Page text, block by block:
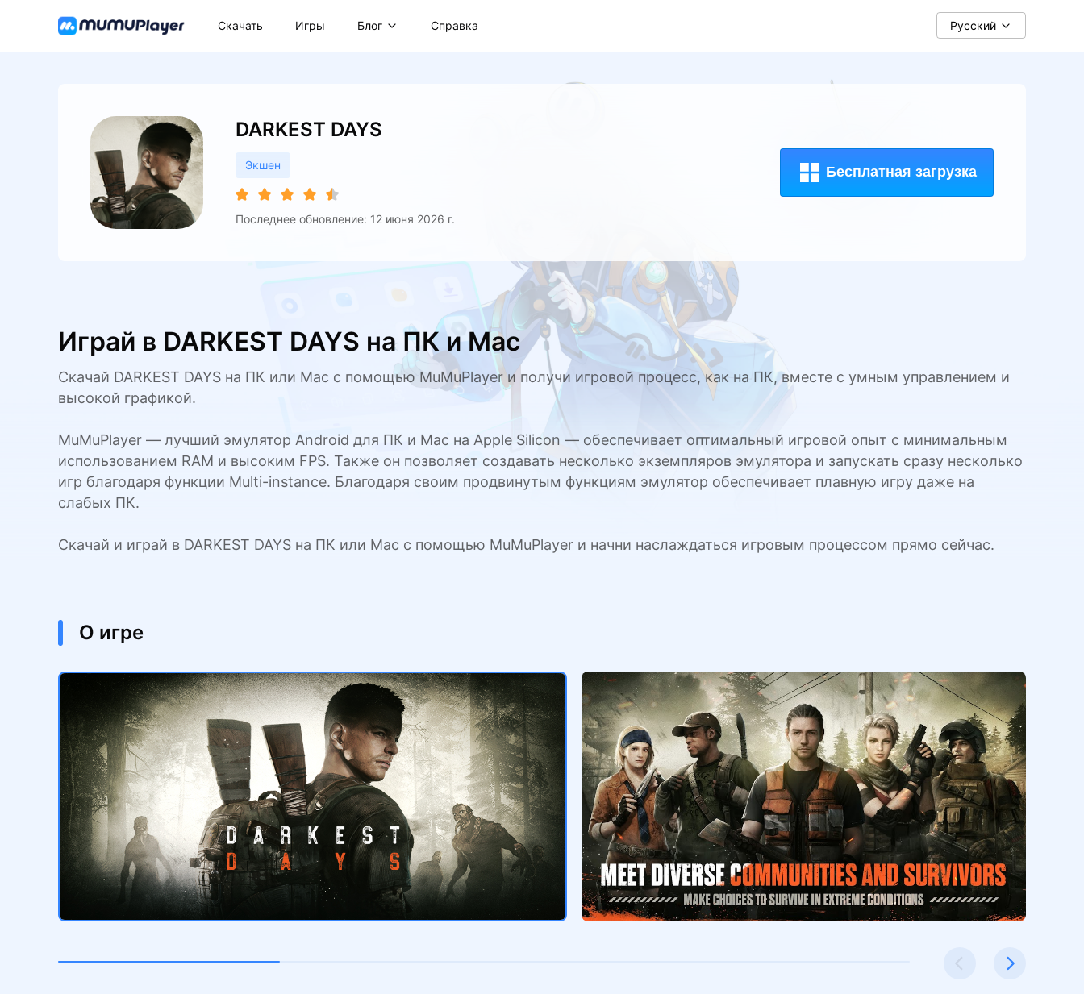
Скачать Игры Блог Справка Pусский
DARKEST DAYS
Экшен
Последнее обновление: 12 июня 2026 г.
Бесплатная загрузка
Играй в DARKEST DAYS на ПК и Mac
Скачай DARKEST DAYS на ПК или Mac с помощью MuMuPlayer и получи игровой процесс, как на ПК, вместе с умным управлением и
высокой графикой.
MuMuPlayer — лучший эмулятор Android для ПК и Mac на Apple Silicon — обеспечивает оптимальный игровой опыт с минимальным
использованием RAM и высоким FPS. Также он позволяет создавать несколько экземпляров эмулятора и запускать сразу несколько
игр благодаря функции Multi-instance. Благодаря своим продвинутым функциям эмулятор обеспечивает плавную игру даже на
слабых ПК.
Скачай и играй в DARKEST DAYS на ПК или Mac с помощью MuMuPlayer и начни наслаждаться игровым процессом прямо сейчас.
О игре